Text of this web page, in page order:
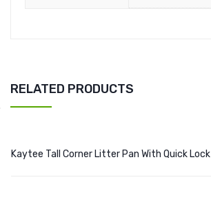
RELATED PRODUCTS
Kaytee Tall Corner Litter Pan With Quick Lock